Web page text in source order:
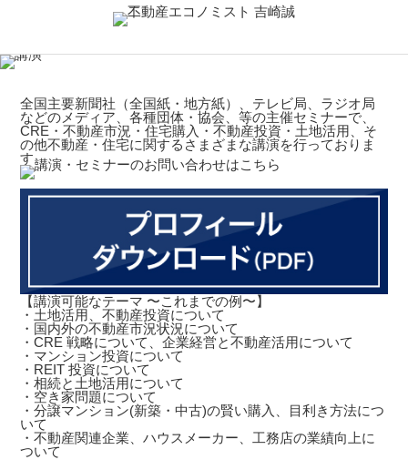
全国主要新聞社（全国紙・地方紙）、テレビ局、ラジオ局
などのメディア、各種団体・協会、等の主催セミナーで、
CRE・不動産市況・住宅購入・不動産投資・土地活用、そ
の他不動産・住宅に関するさまざまな講演を行っておりま
す。
【講演可能なテーマ 〜これまでの例〜】
・土地活用、不動産投資について
・国内外の不動産市況状況について
・CRE 戦略について、企業経営と不動産活用について
・マンション投資について
・REIT 投資について
・相続と土地活用について
・空き家問題について
・分譲マンション(新築・中古)の賢い購入、目利き方法につ
いて
・不動産関連企業、ハウスメーカー、工務店の業績向上に
ついて